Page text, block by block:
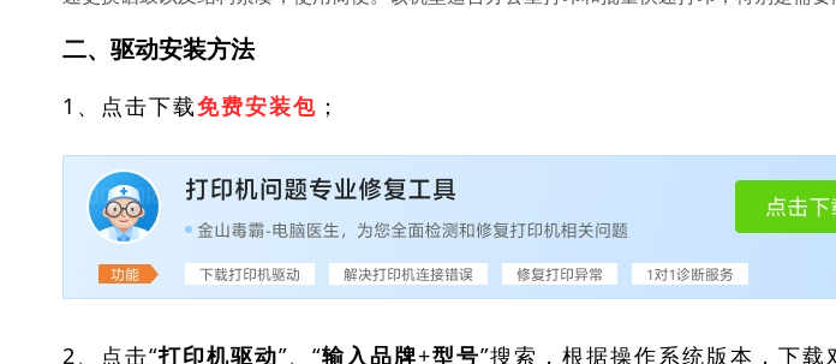
二、驱动安装方法
1、点击下载免费安装包 ；
2、点击“打印机驱动”、“输入品牌+型号”搜索，根据操作系统版本，下载